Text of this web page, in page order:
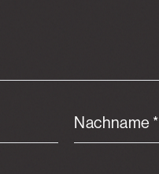
Nachname *